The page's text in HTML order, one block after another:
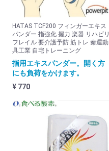
HATAS TCF200 フィンガーエキス
パンダー 指強化 握力 楽器 リハビリ
フレイル 要介護予防 筋トレ 秦運動
具工業 自宅トレーニング
指用エキスパンダー。開く方
にも負荷をかけます。
¥ 770